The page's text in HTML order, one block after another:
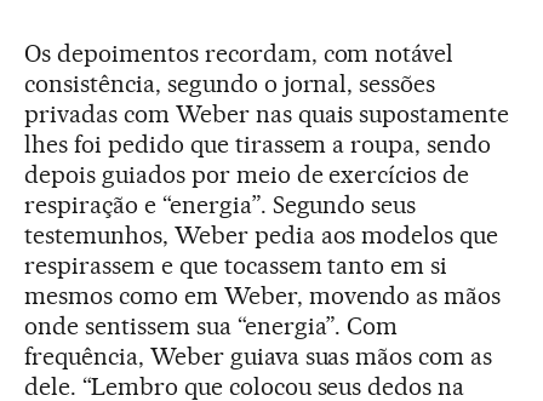
Os depoimentos recordam, com notável
consistência, segundo o jornal, sessões
privadas com Weber nas quais supostamente
lhes foi pedido que tirassem a roupa, sendo
depois guiados por meio de exercícios de
respiração e “energia”. Segundo seus
testemunhos, Weber pedia aos modelos que
respirassem e que tocassem tanto em si
mesmos como em Weber, movendo as mãos
onde sentissem sua “energia”. Com
frequência, Weber guiava suas mãos com as
dele. “Lembro que colocou seus dedos na